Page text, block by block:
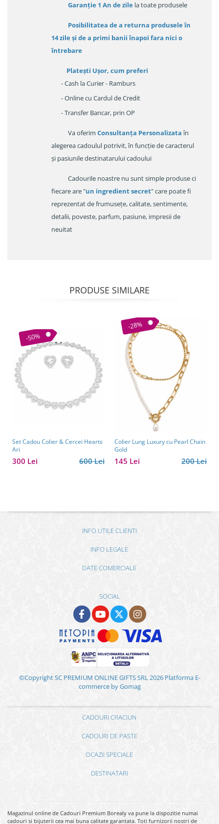
Garanție 1 An de zile la toate produsele
Posibilitatea de a returna produsele în
14 zileși de a primi banii înapoi fara nici o
întrebare
Platești Ușor, cum preferi
- Cash la Curier - Ramburs
- Online cu Cardul de Credit
- Transfer Bancar, prin OP
Va oferim Consultanța Personalizataîn
alegerea cadoulul potrivit, în funcție de caracterul
și pasiunile destinatarului cadoului
Cadourile noastre nu sunt simple produse ci
fiecare are "un ingredient secret" care poate fi
reprezentat de frumusețe, calitate, sentimente,
detalii, poveste, parfum, pasiune, impresii de
neuitat
PRODUSE SIMILARE
-50%
Set Cadou Colier & Cercei Hearts
Ari
600 Lei
300 Lei
-28%
Colier Lung Luxury cu Pearl Chain
Gold
200 Lei
145 Lei
INFO UTILE CLIENTI
INFO LEGALE
DATE COMERCIALE
SOCIAL
©Copyright SC PREMIUM ONLINE GIFTS SRL 2026 Platforma E-
commerce by Gomag
CADOURI CRACIUN
CADOURI DE PASTE
OCAZII SPECIALE
DESTINATARI
Magazinul online de Cadouri Premium Borealy va pune la dispozitie numai
cadouri si bijuterii cea mai buna calitate garantata. Toti furnizorii nostri de